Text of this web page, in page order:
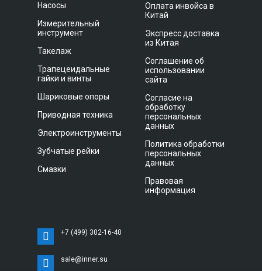
Насосы
Измерительный
инструмент
Такелаж
Трапецеидальные
гайки и винты
Шариковые опоры
Приводная техника
Электроинструменты
Зубчатые рейки
Смазки
Оплата инвойса в
Китай
Экспресс доставка
из Китая
Соглашение об
использовании
сайта
Согласие на
обработку
персональных
данных
Политика обработки
персональных
данных
Правовая
информация
+7 (499) 302-16-40
sale@inner.su